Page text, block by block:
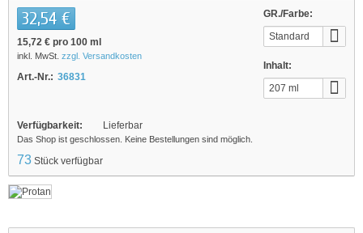
GR./Farbe:
Standard
Inhalt:
207 ml
32,54 €
15,72 € pro 100 ml
inkl. MwSt. zzgl. Versandkosten
Art.-Nr.: 36831
Verfügbarkeit: Lieferbar
Das Shop ist geschlossen. Keine Bestellungen sind möglich.
73 Stück verfügbar